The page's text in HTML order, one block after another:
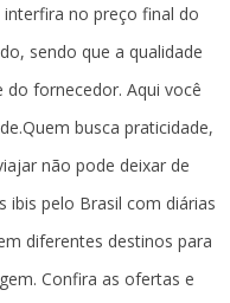
no preço final do
sendo que a qualidade
do fornecedor. Aqui você
busca praticidade,
não pode deixar de
ibis pelo Brasil com diárias
diferentes destinos para
Confira as ofertas e